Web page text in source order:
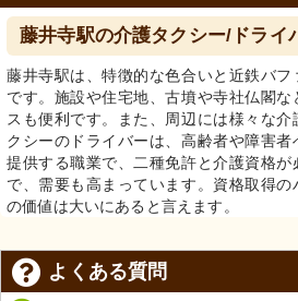
藤井寺駅の介護タクシー/ドライ
藤井寺駅は、特徴的な色合いと近鉄バ
です。施設や住宅地、古墳や寺社仏閣
スも便利です。また、周辺には様々な
クシーのドライバーは、高齢者や障害
提供する職業で、二種免許と介護資格
で、需要も高まっています。資格取得
の価値は大いにあると言えます。
よくある質問